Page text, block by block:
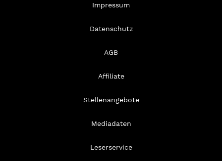
Impressum
Datenschutz
AGB
Affiliate
Stellenangebote
Mediadaten
Leserservice